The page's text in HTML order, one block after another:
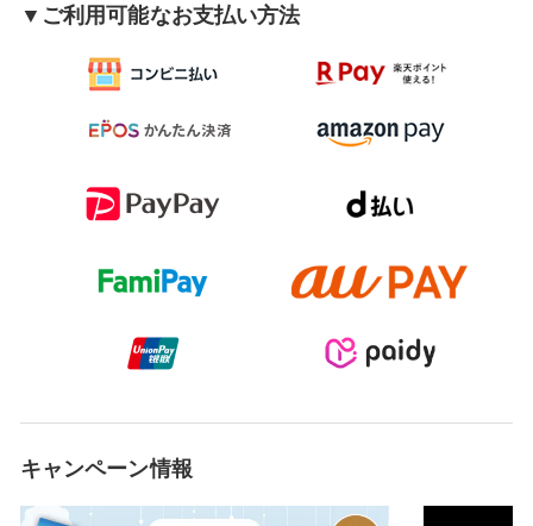
▼ご利用可能なお支払い方法
キャンペーン情報